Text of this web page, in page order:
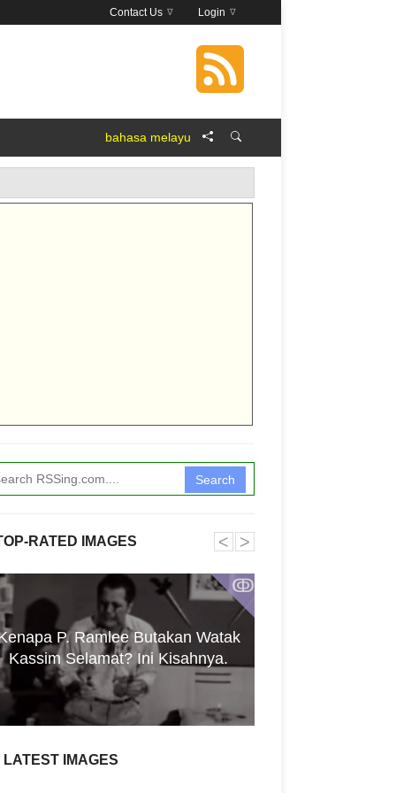
Login
Contact Us
bahasa melayu
Search
RATED IMAGES
ↂ
P. Ramlee Butakan Watak
Kassim Selamat? Ini Kisahnya.
˂ ˃
LATEST IMAGES